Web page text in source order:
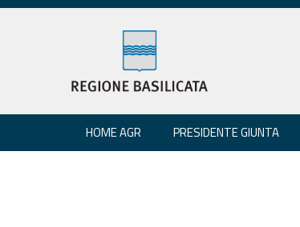
HOME AGR PRESIDENTE GIUNTA